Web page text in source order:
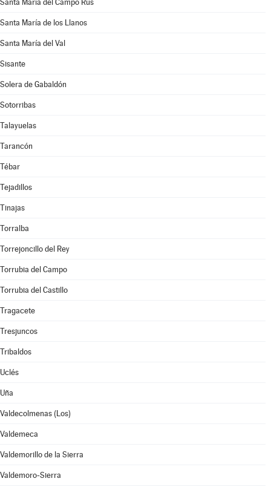
Santa María del Campo Rus
Santa María de los Llanos
Santa María del Val
Sisante
Solera de Gabaldón
Sotorribas
Talayuelas
Tarancón
Tébar
Tejadillos
Tinajas
Torralba
Torrejoncillo del Rey
Torrubia del Campo
Torrubia del Castillo
Tragacete
Tresjuncos
Tribaldos
Uclés
Uña
Valdecolmenas (Los)
Valdemeca
Valdemorillo de la Sierra
Valdemoro-Sierra